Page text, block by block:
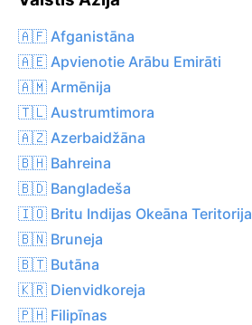
🇦🇫 Afganistāna
🇦🇪 Apvienotie Arābu Emirāti
🇦🇲 Armēnija
🇹🇱 Austrumtimora
🇦🇿 Azerbaidžāna
🇧🇭 Bahreina
🇧🇩 Bangladeša
🇮🇴 Britu Indijas Okeāna Teritorija
🇧🇳 Bruneja
🇧🇹 Butāna
🇰🇷 Dienvidkoreja
🇵🇭 Filipīnas